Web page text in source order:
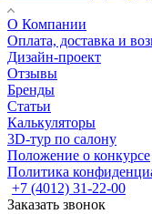
О Компании
Оплата, доставка и
Дизайн-проект
Отзывы
Бренды
Статьи
Калькуляторы
3D-тур по салону
Положение о конкурсе
Политика
+7 (4012) 31-22-00
Заказать звонок